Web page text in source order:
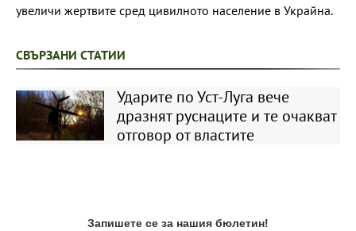
увеличи жертвите сред цивилното население в Украйна.
СВЪРЗАНИ СТАТИИ
Ударите по Уст-Луга вече
дразнят руснаците и те очакват
отговор от властите